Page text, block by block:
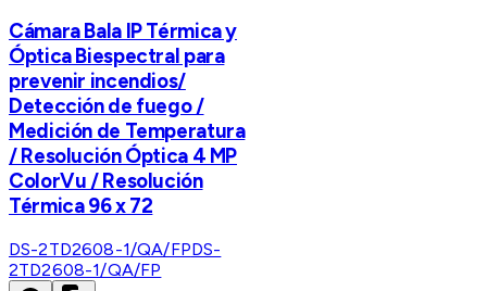
Cámara Bala IP Térmica y
Óptica Biespectral para
prevenir incendios/
Detección de fuego /
Medición de Temperatura
/ Resolución Óptica 4 MP
ColorVu / Resolución
Térmica 96 x 72
DS-2TD2608-1/QA/FPDS-
2TD2608-1/QA/FP